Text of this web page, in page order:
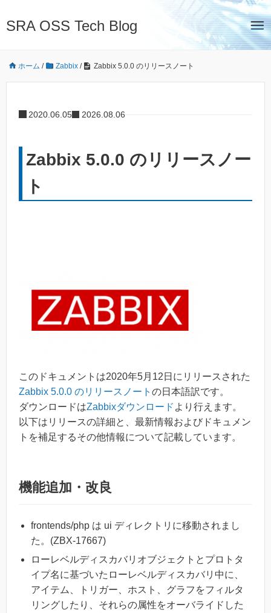
SRA OSS Tech Blog
ホーム / Zabbix / Zabbix 5.0.0 のリリースノート
2020.06.05 2026.08.06
Zabbix 5.0.0 のリリースノー
ト
このドキュメントは2020年5月12日にリリースされた
Zabbix 5.0.0 のリリースノート の日本語訳です。
ダウンロードはZabbixダウンロード より行えます。
以下はリリースの詳細と、最新情報およびドキュメン
トを補足するその他情報について記載しています。
機能追加・改良
frontends/php は ui ディレクトリに移動されまし
た。(ZBX-17667)
ローレベルディスカバリオブジェクトとプロトタ
イプ名に基づいたローレベルディスカバリ中に、
アイテム、トリガー、ホスト、グラフをフィルタ
リングしたり、それらの属性をオーバライドした